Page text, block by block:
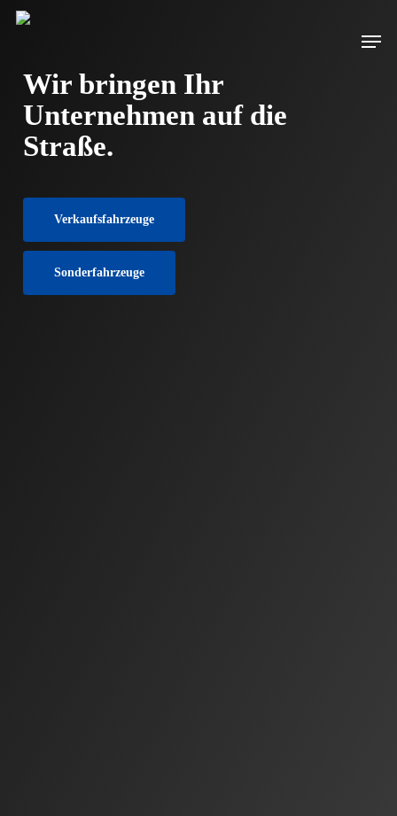
Skip
Menu
Wir bringen Ihr
Unternehmen auf die
Straße.
Verkaufsfahrzeuge
Sonderfahrzeuge